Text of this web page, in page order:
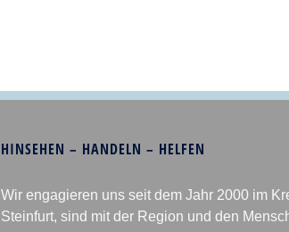
HINSEHEN – HANDELN – HELFEN
Wir engagieren uns seit dem Jahr 2000 im
Steinfurt, sind mit der Region und den